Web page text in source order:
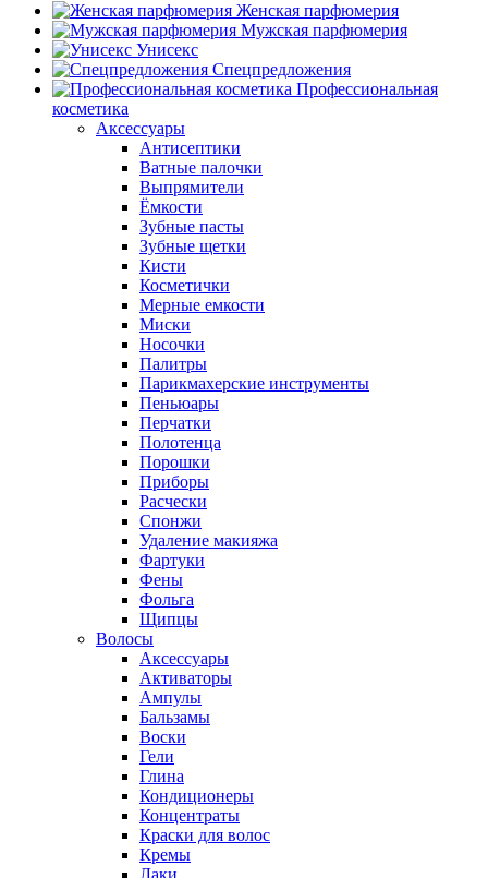
Женская парфюмерия
Мужская парфюмерия
Унисекс
Спецпредложения
Профессиональная
косметика
Аксессуары
Антисептики
Ватные палочки
Выпрямители
Ёмкости
Зубные пасты
Зубные щетки
Кисти
Косметички
Мерные емкости
Миски
Носочки
Палитры
Парикмахерские инструменты
Пеньюары
Перчатки
Полотенца
Порошки
Приборы
Расчески
Спонжи
Удаление макияжа
Фартуки
Фены
Фольга
Щипцы
Волосы
Аксессуары
Активаторы
Ампулы
Бальзамы
Воски
Гели
Глина
Кондиционеры
Концентраты
Краски для волос
Кремы
Лаки